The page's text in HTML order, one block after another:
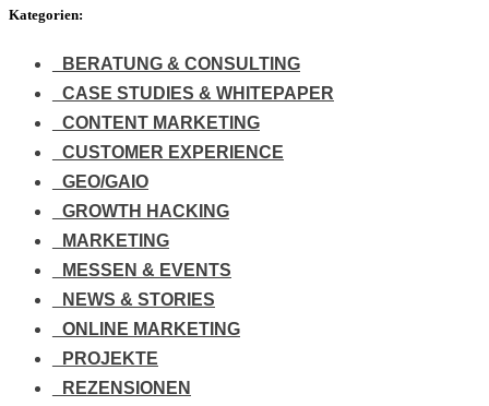
Kategorien:
BERATUNG & CONSULTING
CASE STUDIES & WHITEPAPER
CONTENT MARKETING
CUSTOMER EXPERIENCE
GEO/GAIO
GROWTH HACKING
MARKETING
MESSEN & EVENTS
NEWS & STORIES
ONLINE MARKETING
PROJEKTE
REZENSIONEN